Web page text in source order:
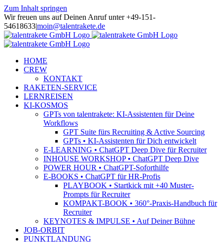
Zum Inhalt springen
Wir freuen uns auf Deinen Anruf unter +49-151-
54618633|moin@talentrakete.de
HOME
CREW
KONTAKT
RAKETEN-SERVICE
LERNREISEN
KI-KOSMOS
GPTs von talentrakete: KI-Assistenten für Deine
Workflows
GPT Suite fürs Recruiting & Active Sourcing
GPTs • KI-Assistenten für Dich entwickelt
E-LEARNING • ChatGPT Deep Dive für Recruiter
INHOUSE WORKSHOP • ChatGPT Deep Dive
POWER HOUR • ChatGPT-Soforthilfe
E-BOOKS • ChatGPT für HR-Profis
PLAYBOOK • Startkick mit +40 Muster-
Prompts für Recruiter
KOMPAKT-BOOK • 360°-Praxis-Handbuch für
Recruiter
KEYNOTES & IMPULSE • Auf Deiner Bühne
JOB-ORBIT
PUNKTLANDUNG